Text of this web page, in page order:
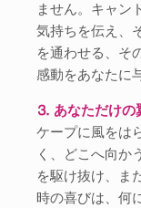
ません。キャン
気持ちを伝え、
を通わせる、そ
感動をあなたに
⒊ あなただけの
ケープに風をは
く、どこへ向か
を駆け抜け、ま
時の喜びは、何